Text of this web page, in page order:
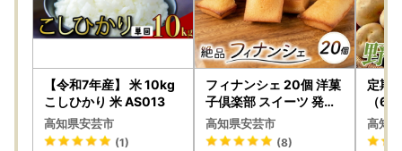
【令和7年産】 米 10kg
こしひかり 米 AS013
高知県安芸市
(1)
フィナンシェ 20個 洋菓
子倶楽部 スイーツ 発酵
バター使用 お菓子 【フ
ィナンシェ】
高知県安芸市
(8)
定期
（6
高知